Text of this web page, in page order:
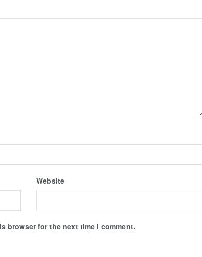
Website
browser for the next time I comment.